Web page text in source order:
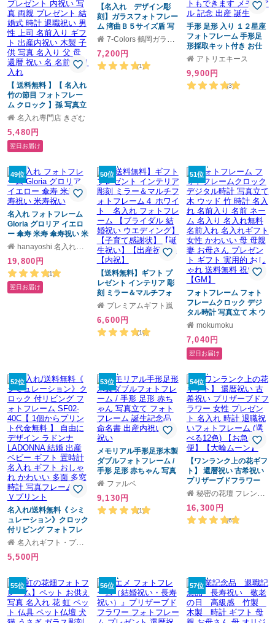
ド オリジナル 鶴 桃の花
波しぶき 藤の花 和風 写
真立て 健康祈願
メイド オリジナル 写真
立て インテリア おしゃ
れ かわいい プレゼント
ギフト 贈り物
【 送料無料 】【 名入れ
竹の節目 フォトフレー
ム クロック 】孫 写真立
て 写真入り プレゼント
ント 結婚式 時計 退職祝
い 男性 上司 名前入り ギ
フト 出産内祝い 木製 子
供 写真 名入り 父 母 還
暦 祝い 名 名前 入り 入
れ
名入れ専門店 きざむ
5,480円
翌日お届け
【名入れ デザイン彫
刻】ガラスフォトフレー
ム 湾曲Ｂ５サイズ盾 写
真横 Ｌ版写真
7-Colors 鶴岡ガラスアート工房
7,200円
(1)
手形 足形 入り １２星座
フォトフレーム 手形足
形採取キット付き お仕
立券 複数セットもでき
産 誕生
アトリエキース
9,900円
(3)
49位
名入れ フォトフレーム
Gloria グロリア イエロ
ー 傘寿 米寿 傘寿祝い 米
寿祝いhanayoshi 名入れギフト
19,800円
(1)
翌日お届け
50位
【送料無料】ギフト プ
レゼント インテリア 彫
刻 ミラー＆マルチフォ
トフレーム４ ホワイ
ーム 【ブライダル 結婚
祝い ウエディング】
プレミアムギフト嵐
6,600円
(10)
51位
フォトフレーム フォト
フレームクロック デジ
タル時計 写真立て 木 ウ
ッド 竹 時計 名入れ 名前
名入れ無料 名前入れ 名
入れギフト 女性 かわい
い 母 母親 妻 お母さん
プレゼント ギフト 実用
的 おしゃれ 送料無料 祝
い【GM】
mokumoku
7,040円
翌日お届け
52位
名入れ/送料無料《 シミ
ュレーション》クロック
付リビング フォトフレ
ーム SF02-40C【 1個か
自由にデザイン ラドン
ベビー ギフト 置時計 名
入れ ギフト おしゃれ か
わいい 多面 多窓 時計 写
真フレーム ＵＶプリン
ト
名入れギフト・プレゼント福来館
5,500円
53位
メモリアル手形足形木製
ダブルフォトフレーム /
手形 足形 赤ちゃん 写真
立て フォトフレーム 誕
祝い 内祝い
ファルベ
9,130円
(1)
54位
【ワンランク上の花ギフ
ト】 還暦祝い 古希祝い
プリザーブドフラワー
女性 プレゼント 名入れ
レーム (選べる12色)
【お急ぎ便】【大輪ムー
秘密の花壇 フレンドアート
16,300円
(65)
55位 56位 57位